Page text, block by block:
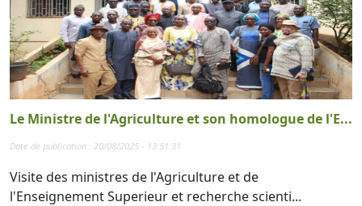
Le Ministre de l'Agriculture et son homologue de l'E...
Date de publication : 20/08/2025 - 13:51:31
Visite des ministres de l'Agriculture et de
l'Enseignement Superieur et recherche scienti...